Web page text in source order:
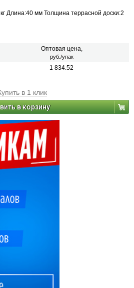
Длина:40 мм Толщина террасной доски:2
Оптовая цена,
руб./упак
1 834.52
в 1 клик
в корзину